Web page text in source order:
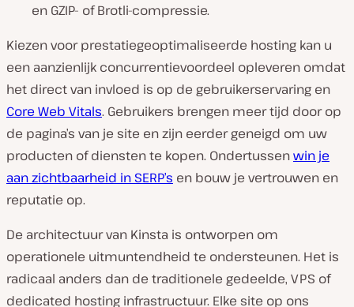
en GZIP- of Brotli-compressie.
Kiezen voor prestatiegeoptimaliseerde hosting kan u
een aanzienlijk concurrentievoordeel opleveren omdat
het direct van invloed is op de gebruikerservaring en
Core Web Vitals. Gebruikers brengen meer tijd door op
de pagina’s van je site en zijn eerder geneigd om uw
producten of diensten te kopen. Ondertussenwin je
aan zichtbaarheid in SERP’s en bouw je vertrouwen en
reputatie op.
De architectuur van Kinsta is ontworpen om
operationele uitmuntendheid te ondersteunen. Het is
radicaal anders dan de traditionele gedeelde, VPS of
dedicated hosting infrastructuur. Elke site op ons